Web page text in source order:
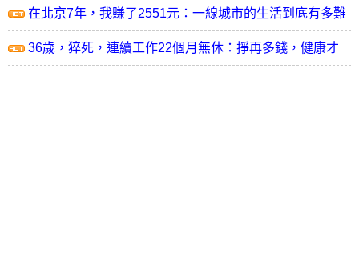
在北京7年，我賺了2551元：一線城市的生活到底有多難
36歲，猝死，連續工作22個月無休：掙再多錢，健康才